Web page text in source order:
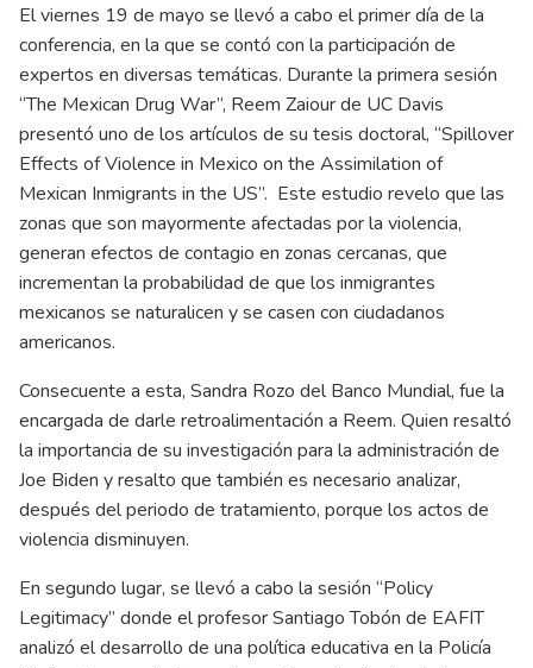
El viernes 19 de mayo se llevó a cabo el primer día de la
conferencia, en la que se contó con la participación de
expertos en diversas temáticas. Durante la primera sesión
“The Mexican Drug War”, Reem Zaiour de UC Davis
presentó uno de los artículos de su tesis doctoral, “Spillover
Effects of Violence in Mexico on the Assimilation of
Mexican Inmigrants in the US”. Este estudio revelo que las
zonas que son mayormente afectadas por la violencia,
generan efectos de contagio en zonas cercanas, que
incrementan la probabilidad de que los inmigrantes
mexicanos se naturalicen y se casen con ciudadanos
americanos.
Consecuente a esta, Sandra Rozo del Banco Mundial, fue la
encargada de darle retroalimentación a Reem. Quien resaltó
la importancia de su investigación para la administración de
Joe Biden y resalto que también es necesario analizar,
después del periodo de tratamiento, porque los actos de
violencia disminuyen.
En segundo lugar, se llevó a cabo la sesión “Policy
Legitimacy” donde el profesor Santiago Tobón de EAFIT
analizó el desarrollo de una política educativa en la Policía